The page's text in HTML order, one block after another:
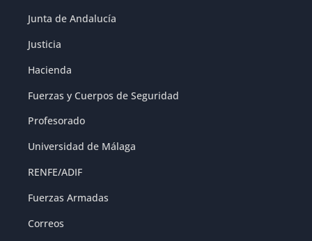
Junta de Andalucía
Justicia
Hacienda
Fuerzas y Cuerpos de Seguridad
Profesorado
Universidad de Málaga
RENFE/ADIF
Fuerzas Armadas
Correos